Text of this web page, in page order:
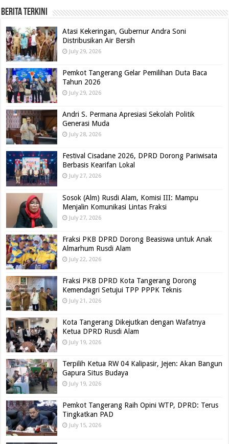
BERITA TERKINI
Atasi Kekeringan, Gubernur Andra Soni
Distribusikan Air Bersih
July 29, 2026
Pemkot Tangerang Gelar Pemilihan Duta Baca
Tahun 2026
July 29, 2026
Andri S. Permana Apresiasi Sekolah Politik
Generasi Muda
July 28, 2026
Festival Cisadane 2026, DPRD Dorong Pariwisata
Berbasis Kearifan Lokal
July 27, 2026
Sosok (Alm) Rusdi Alam, Komisi III: Mampu
Menjalin Komunikasi Lintas Fraksi
July 27, 2026
Fraksi PKB DPRD Dorong Beasiswa untuk Anak
Almarhum Rusdi Alam
July 22, 2026
Fraksi PKB DPRD Kota Tangerang Dorong
Kemendagri Setujui TPP PPPK Teknis
July 21, 2026
Kota Tangerang Dikejutkan dengan Wafatnya
Ketua DPRD Rusdi Alam
July 19, 2026
Terpilih Ketua RW 04 Kalipasir, Jejen: Akan Bangun
Gapura Situs Budaya
July 19, 2026
Pemkot Tangerang Raih Opini WTP, DPRD: Terus
Tingkatkan PAD
July 15, 2026